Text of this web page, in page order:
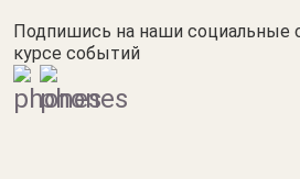
Подпишись на наши социальные
курсе событий